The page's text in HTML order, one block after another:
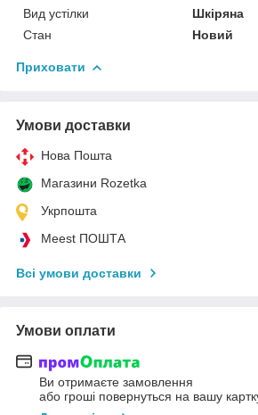
Вид устілки
Шкіряна
Стан
Новий
Приховати
Умови доставки
Нова Пошта
Магазини Rozetka
Укрпошта
Meest ПОШТА
Всі умови доставки
Умови оплати
Ви отримаєте замовлення
або гроші повернуться на вашу